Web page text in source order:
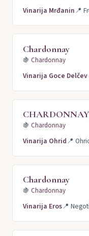
Vinarija Mrđanin📍
Chardonnay
🍇 Chardonnay
Vinarija Goce
🍇 Chardonnay
Vinarija Ohrid📍
Chardonnay
🍇 Chardonnay
Vinarija Eros📍